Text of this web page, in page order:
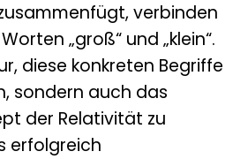
verbinden
„groß“ und „klein“.
diese konkreten Begriffe
sondern auch das
der Relativität zu
erfolgreich